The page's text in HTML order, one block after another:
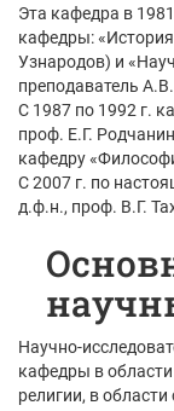
Эта кафедра в
кафедры:
Узнародов) и
преподаватель
С 1987 по 1992 г.
проф. Е.Г.
кафедру
С 2007 г. по
д.ф.н., проф. В.Г.
Научно-
кафедры в
религии, в